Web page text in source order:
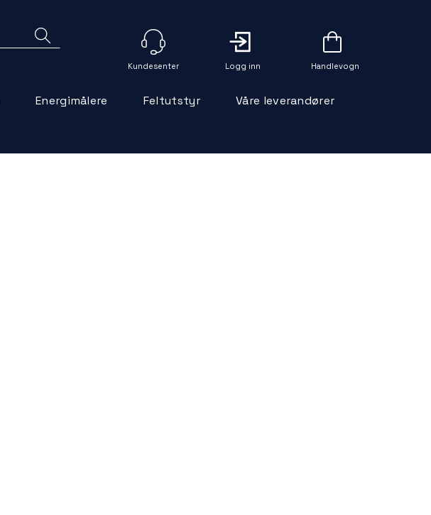
Logg inn Handlevogn
Energimålere Feltutstyr Våre leverandører